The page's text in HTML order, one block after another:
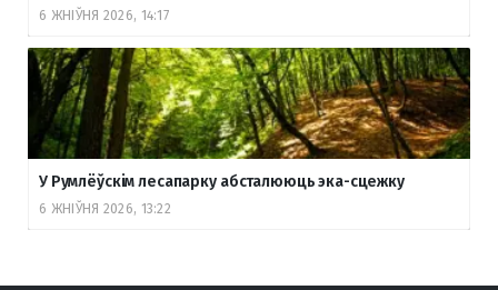
6 ЖНІЎНЯ 2026, 14:17
У Румлёўскім лесапарку абсталююць эка-сцежку
6 ЖНІЎНЯ 2026, 13:22